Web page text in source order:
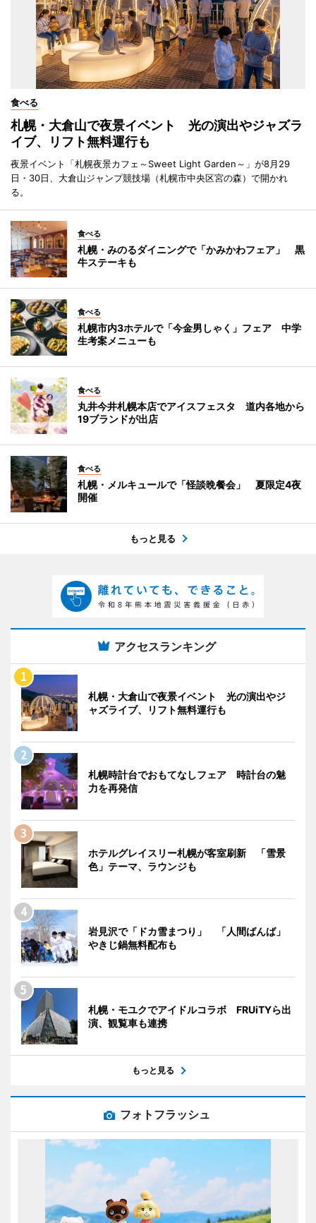
食べる
札幌・大倉山で夜景イベント 光の演出やジャズラ
イブ、リフト無料運行も
夜景イベント「札幌夜景カフェ～Sweet Light Garden～」が8月29
日・30日、大倉山ジャンプ競技場（札幌市中央区宮の森）で開かれ
る。
食べる
札幌・みのるダイニングで「かみかわフェア」 黒
牛ステーキも
食べる
札幌市内3ホテルで「今金男しゃく」フェア 中学
生考案メニューも
食べる
丸井今井札幌本店でアイスフェスタ 道内各地から
19ブランドが出店
食べる
札幌・メルキュールで「怪談晩餐会」 夏限定4夜
開催
もっと見る
アクセスランキング
札幌・大倉山で夜景イベント 光の演出やジ
ャズライブ、リフト無料運行も
札幌時計台でおもてなしフェア 時計台の魅
力を再発信
ホテルグレイスリー札幌が客室刷新 「雪景
色」テーマ、ラウンジも
岩見沢で「ドカ雪まつり」 「人間ばんば」
やきじ鍋無料配布も
札幌・モユクでアイドルコラボ FRUiTYら出
演、観覧車も連携
もっと見る
フォトフラッシュ